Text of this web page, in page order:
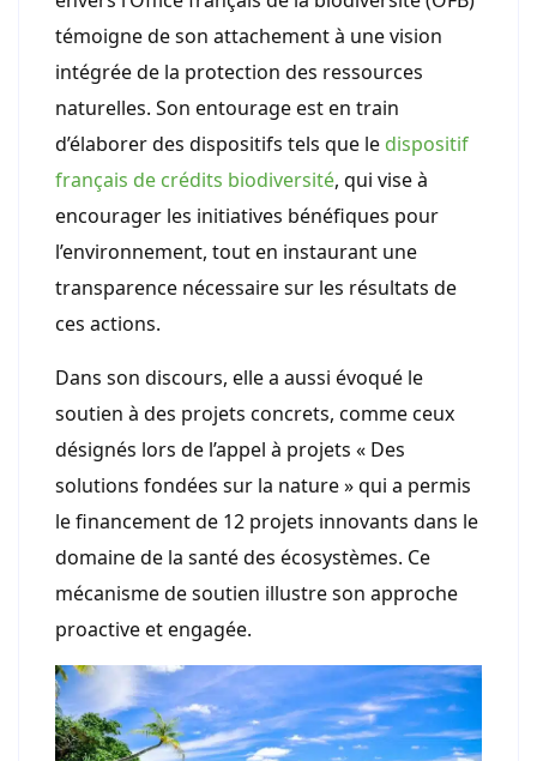
témoigne de son attachement à une vision
intégrée de la protection des ressources
naturelles. Son entourage est en train
d’élaborer des dispositifs tels que le dispositif
français de crédits biodiversité, qui vise à
encourager les initiatives bénéfiques pour
l’environnement, tout en instaurant une
transparence nécessaire sur les résultats de
ces actions.
Dans son discours, elle a aussi évoqué le
soutien à des projets concrets, comme ceux
désignés lors de l’appel à projets « Des
solutions fondées sur la nature » qui a permis
le financement de 12 projets innovants dans le
domaine de la santé des écosystèmes. Ce
mécanisme de soutien illustre son approche
proactive et engagée.